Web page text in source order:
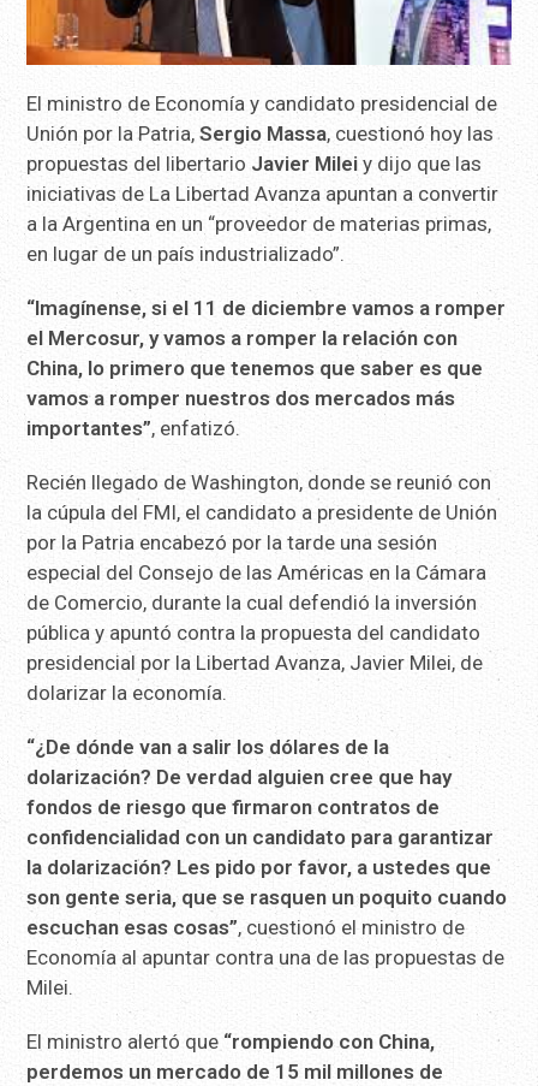
El ministro de Economía y candidato presidencial de
Unión por la Patria,Sergio Massa, cuestionó hoy las
propuestas del libertario Javier Milei y dijo que las
iniciativas de La Libertad Avanza apuntan a convertir
a la Argentina en un “proveedor de materias primas,
en lugar de un país industrializado”.
“Imagínense, si el 11 de diciembre vamos a romper
el Mercosur, y vamos a romper la relación con
China, lo primero que tenemos que saber es que
vamos a romper nuestros dos mercados más
importantes”, enfatizó.
Recién llegado de Washington, donde se reunió con
la cúpula del FMI, el candidato a presidente de Unión
por la Patria encabezó por la tarde una sesión
especial del Consejo de las Américas en la Cámara
de Comercio, durante la cual defendió la inversión
pública y apuntó contra la propuesta del candidato
presidencial por la Libertad Avanza, Javier Milei, de
dolarizar la economía.
“¿De dónde van a salir los dólares de la
dolarización? De verdad alguien cree que hay
fondos de riesgo que firmaron contratos de
confidencialidad con un candidato para garantizar
la dolarización? Les pido por favor, a ustedes que
son gente seria, que se rasquen un poquito cuando
escuchan esas cosas”, cuestionó el ministro de
Economía al apuntar contra una de las propuestas de
Milei.
El ministro alertó que “rompiendo con China,
perdemos un mercado de 15 mil millones de